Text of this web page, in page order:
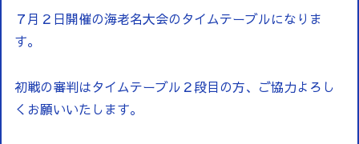
７月２日開催の海老名大会のタイムテーブルになりま
す。
初戦の審判はタイムテーブル２段目の方、ご協力よろし
くお願いいたします。